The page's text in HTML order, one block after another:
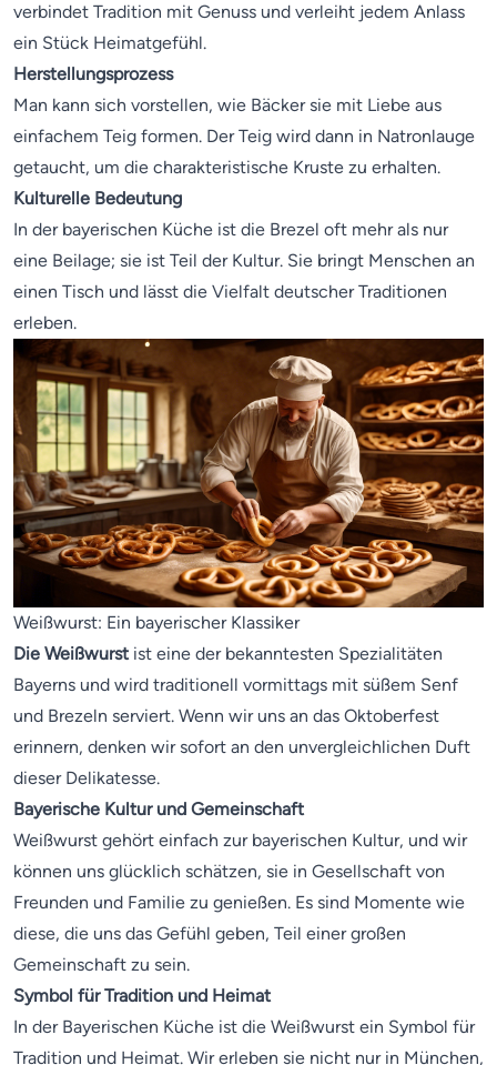
verbindet Tradition mit Genuss und verleiht jedem Anlass
ein Stück Heimatgefühl.
Herstellungsprozess
Man kann sich vorstellen, wie Bäcker sie mit Liebe aus
einfachem Teig formen. Der Teig wird dann in Natronlauge
getaucht, um die charakteristische Kruste zu erhalten.
Kulturelle Bedeutung
In der bayerischen Küche ist die Brezel oft mehr als nur
eine Beilage; sie ist Teil der Kultur. Sie bringt Menschen an
einen Tisch und lässt die Vielfalt deutscher Traditionen
erleben.
Weißwurst: Ein bayerischer Klassiker
Die Weißwurstist eine der bekanntesten Spezialitäten
Bayerns und wird traditionell vormittags mit süßem Senf
und Brezeln serviert. Wenn wir uns an das Oktoberfest
erinnern, denken wir sofort an den unvergleichlichen Duft
dieser Delikatesse.
Bayerische Kultur und Gemeinschaft
Weißwurst gehört einfach zur bayerischen Kultur, und wir
können uns glücklich schätzen, sie in Gesellschaft von
Freunden und Familie zu genießen. Es sind Momente wie
diese, die uns das Gefühl geben, Teil einer großen
Gemeinschaft zu sein.
Symbol für Tradition und Heimat
In der Bayerischen Küche ist die Weißwurst ein Symbol für
Tradition und Heimat. Wir erleben sie nicht nur in München,